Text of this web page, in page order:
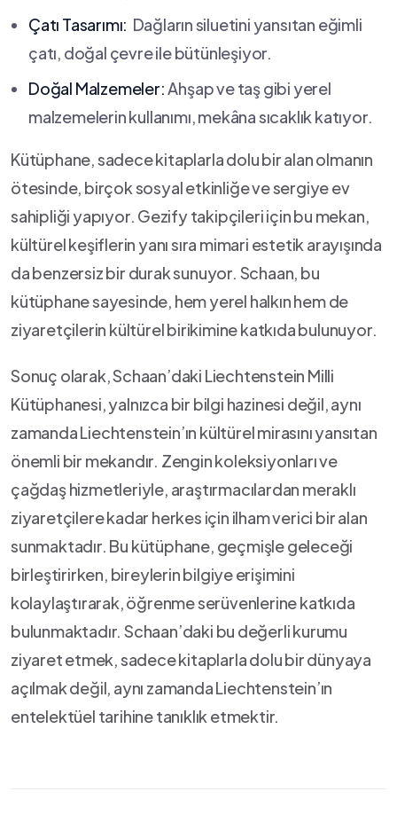
Çatı Tasarımı: ⁣ Dağların⁢ siluetini yansıtan eğimli ​
çatı, doğal çevre ile bütünleşiyor.
Doğal Malzemeler:Ahşap ve taş gibi yerel
malzemelerin kullanımı, mekâna sıcaklık katıyor.
Kütüphane, sadece kitaplarla dolu bir alan olmanın
ötesinde, birçok sosyal etkinliğe ve sergiye ev
sahipliği yapıyor. ⁤Gezify takipçileri için bu mekan,
kültürel keşiflerin yanı sıra mimari estetik arayışında
da benzersiz bir durak sunuyor. Schaan, bu⁢
kütüphane sayesinde, hem yerel halkın hem de
ziyaretçilerin kültürel birikimine‌ katkıda bulunuyor.
Sonuç olarak, Schaan’daki Liechtenstein Milli
Kütüphanesi, yalnızca bir bilgi hazinesi değil, aynı
zamanda Liechtenstein’ın kültürel mirasını ⁤yansıtan
önemli bir mekandır. Zengin​ koleksiyonları ve
çağdaş ‍hizmetleriyle, araştırmacılardan‍ meraklı
ziyaretçilere kadar herkes ‌için ilham verici bir‍ alan
sunmaktadır. Bu kütüphane, geçmişle geleceği
⁣birleştirirken, bireylerin bilgiye⁣ erişimini
⁤kolaylaştırarak, öğrenme serüvenlerine katkıda
bulunmaktadır. Schaan’daki bu⁣ değerli kurumu
ziyaret ⁣etmek, sadece kitaplarla‍ dolu bir dünyaya
açılmak değil, aynı zamanda Liechtenstein’ın⁢
entelektüel‍ tarihine tanıklık etmektir.